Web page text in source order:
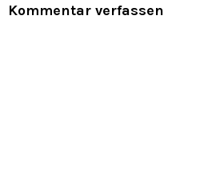
Kommentar verfassen